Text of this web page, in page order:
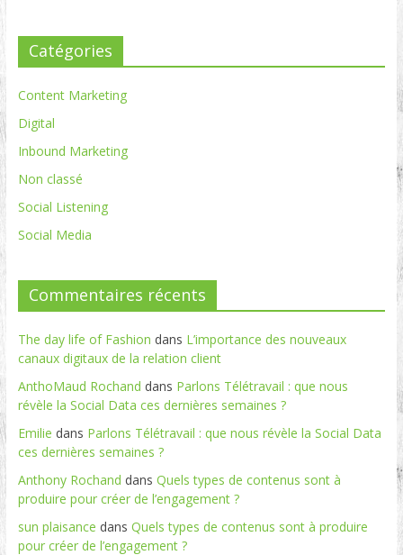
Catégories
Content Marketing
Digital
Inbound Marketing
Non classé
Social Listening
Social Media
Commentaires récents
The day life of Fashion dans L’importance des nouveaux
canaux digitaux de la relation client
AnthoMaud Rochand dans Parlons Télétravail : que nous
révèle la Social Data ces dernières semaines ?
Emilie dans Parlons Télétravail : que nous révèle la Social Data
ces dernières semaines ?
Anthony Rochand dans Quels types de contenus sont à
produire pour créer de l’engagement ?
sun plaisance dans Quels types de contenus sont à produire
pour créer de l’engagement ?